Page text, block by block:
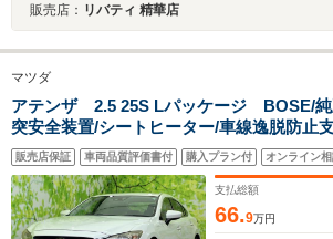
販売店： リバティ 精華店
マツダ
アテンザ 2.5 25S Lパッケージ BOSE/純
突安全装置/シートヒーター/車線逸脱防止
ート フルレザー/ヘッドランプ HID/
続/ETC/EBD付ABS/横滑り防止装置
販売店保証 車両品質評価書付 購入プラン付 オンライン
支払総額
66.9万円